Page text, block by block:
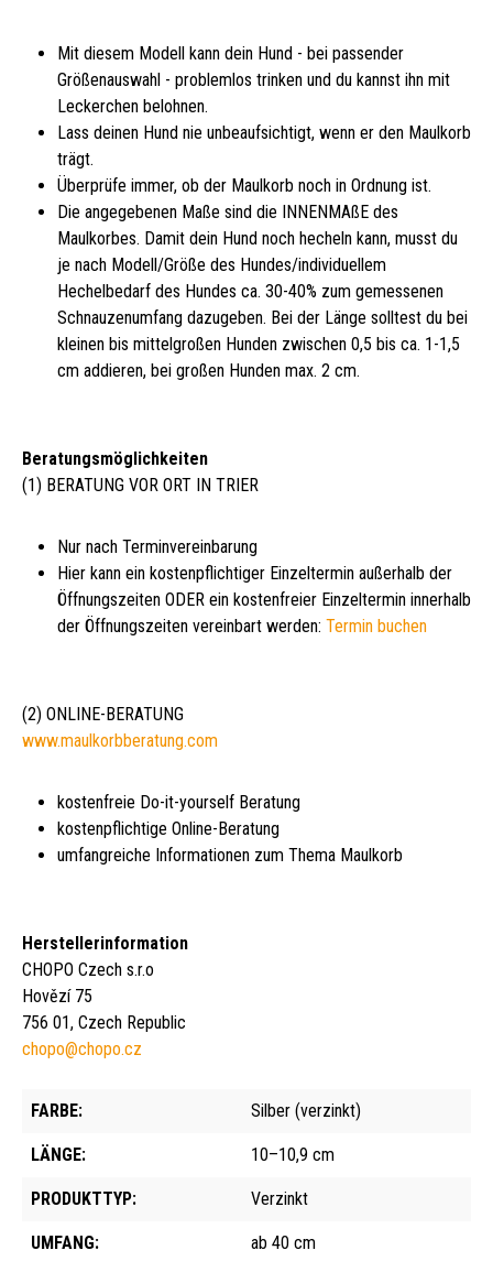
Mit diesem Modell kann dein Hund - bei passender
Größenauswahl - problemlos trinken und du kannst ihn mit
Leckerchen belohnen.
Lass deinen Hund nie unbeaufsichtigt, wenn er den Maulkorb
trägt.
Überprüfe immer, ob der Maulkorb noch in Ordnung ist.
Die angegebenen Maße sind die INNENMAßE des
Maulkorbes. Damit dein Hund noch hecheln kann, musst du
je nach Modell/Größe des Hundes/individuellem
Hechelbedarf des Hundes ca. 30-40% zum gemessenen
Schnauzenumfang dazugeben. Bei der Länge solltest du bei
kleinen bis mittelgroßen Hunden zwischen 0,5 bis ca. 1-1,5
cm addieren, bei großen Hunden max. 2 cm.
Beratungsmöglichkeiten
(1) BERATUNG VOR ORT IN TRIER
Nur nach Terminvereinbarung
Hier kann ein kostenpflichtiger Einzeltermin außerhalb der
Öffnungszeiten ODER ein kostenfreier Einzeltermin innerhalb
der Öffnungszeiten vereinbart werden: Termin buchen
(2) ONLINE-BERATUNG
www.maulkorbberatung.com
kostenfreie Do-it-yourself Beratung
kostenpflichtige Online-Beratung
umfangreiche Informationen zum Thema Maulkorb
Herstellerinformation
CHOPO Czech s.r.o
Hovězí 75
756 01, Czech Republic
chopo@chopo.cz
FARBE: Silber (verzinkt)
LÄNGE: 10–10,9 cm
PRODUKTTYP: Verzinkt
UMFANG: ab 40 cm